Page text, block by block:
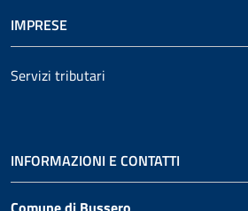
IMPRESE
Servizi tributari
INFORMAZIONI E CONTATTI